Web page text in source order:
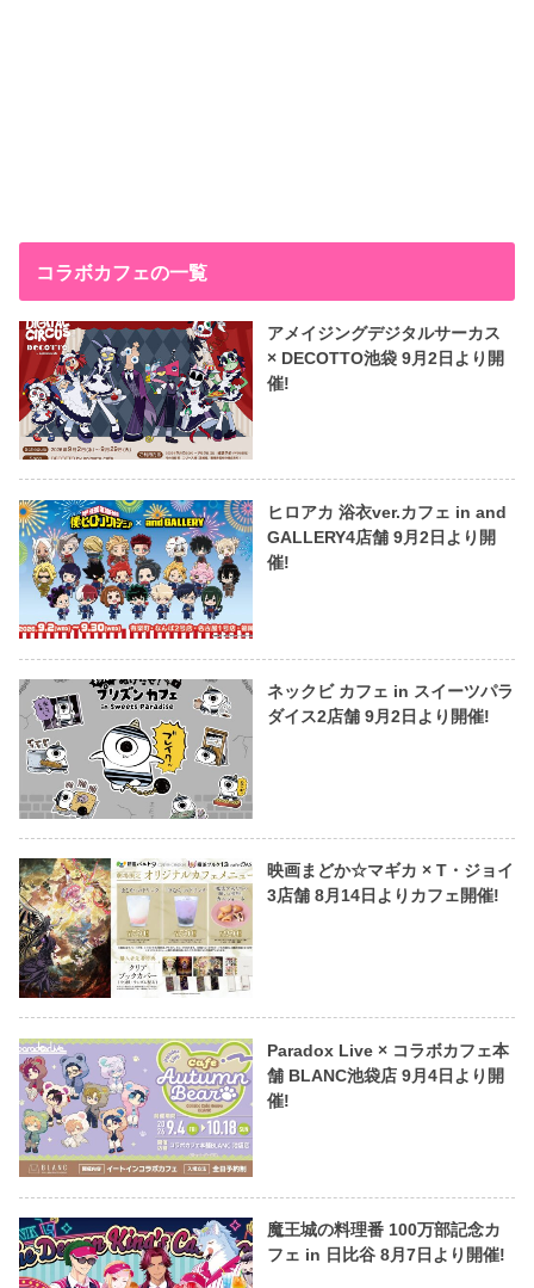
コラボカフェの一覧
アメイジングデジタルサーカス
× DECOTTO池袋 9月2日より開
催!
ヒロアカ 浴衣ver.カフェ in and
GALLERY4店舗 9月2日より開
催!
ネックビ カフェ in スイーツパラ
ダイス2店舗 9月2日より開催!
映画まどか☆マギカ × T・ジョイ
3店舗 8月14日よりカフェ開催!
Paradox Live × コラボカフェ本
舗 BLANC池袋店 9月4日より開
催!
魔王城の料理番 100万部記念カ
フェ in 日比谷 8月7日より開催!